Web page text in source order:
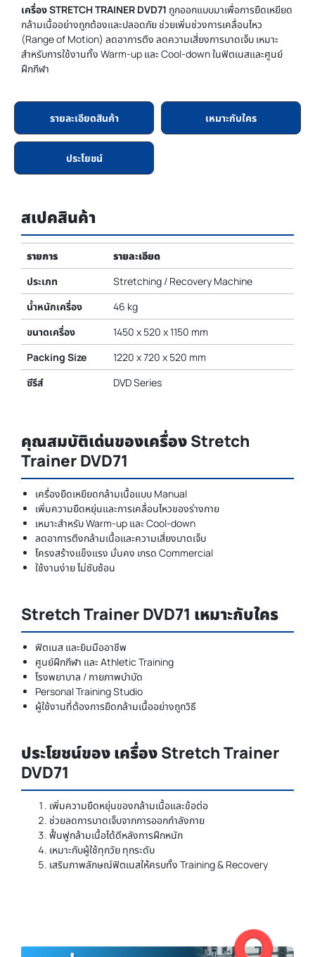
เครื่อง STRETCH TRAINER DVD71 ถูกออกแบบมาเพื่อการยืดเหยียด
กล้ามเนื้ออย่างถูกต้องและปลอดภัย ช่วยเพิ่มช่วงการเคลื่อนไหว
(Range of Motion) ลดอาการตึง ลดความเสี่ยงการบาดเจ็บ เหมาะ
สำหรับการใช้งานทั้ง Warm-up และ Cool-down ในฟิตเนสและศูนย์
ฝึกกีฬา
รายละเอียดสินค้า เหมาะกับใคร
ประโยชน์
สเปคสินค้า
รายการ
รายละเอียด
ประเภท
Stretching / Recovery Machine
น้ำหนักเครื่อง
46 kg
ขนาดเครื่อง
1450 x 520 x 1150 mm
Packing Size
1220 x 720 x 520 mm
ซีรีส์
DVD Series
คุณสมบัติเด่นของเครื่อง Stretch
Trainer DVD71
เครื่องยืดเหยียดกล้ามเนื้อแบบ Manual
เพิ่มความยืดหยุ่นและการเคลื่อนไหวของร่างกาย
เหมาะสำหรับ Warm-up และ Cool-down
ลดอาการตึงกล้ามเนื้อและความเสี่ยงบาดเจ็บ
โครงสร้างแข็งแรง มั่นคง เกรด Commercial
ใช้งานง่าย ไม่ซับซ้อน
Stretch Trainer DVD71 เหมาะกับใคร
ฟิตเนส และยิมมืออาชีพ
ศูนย์ฝึกกีฬา และ Athletic Training
โรงพยาบาล / กายภาพบำบัด
Personal Training Studio
ผู้ใช้งานที่ต้องการยืดกล้ามเนื้ออย่างถูกวิธี
ประโยชน์ของ เครื่อง Stretch Trainer
DVD71
เพิ่มความยืดหยุ่นของกล้ามเนื้อและข้อต่อ
ช่วยลดการบาดเจ็บจากการออกกำลังกาย
ฟื้นฟูกล้ามเนื้อได้ดีหลังการฝึกหนัก
เหมาะกับผู้ใช้ทุกวัย ทุกระดับ
เสริมภาพลักษณ์ฟิตเนสให้ครบทั้ง Training & Recovery